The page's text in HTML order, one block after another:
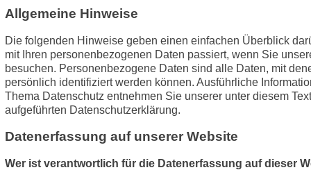
Allgemeine Hinweise
Die folgenden Hinweise geben einen einfachen Überblick
mit Ihren personenbezogenen Daten passiert, wenn Sie
besuchen. Personenbezogene Daten sind alle Daten, mit
persönlich identifiziert werden können. Ausführliche
Thema Datenschutz entnehmen Sie unserer unter diesem
aufgeführten Datenschutzerklärung.
Datenerfassung auf unserer Website
Wer ist verantwortlich für die Datenerfassung auf dieser